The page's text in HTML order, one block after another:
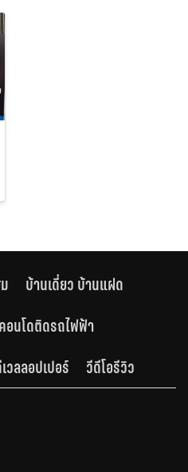
บ้านเดี่ยว บ้านแฝด
อนโดติดรถไฟฟ้า
วลลอปเปอร์ วีดีโอรีวิว